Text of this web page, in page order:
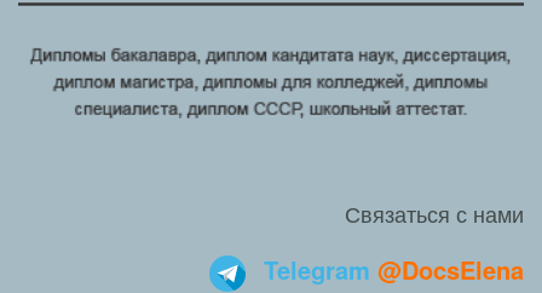
Связаться с нами
Telegram @DocsElena